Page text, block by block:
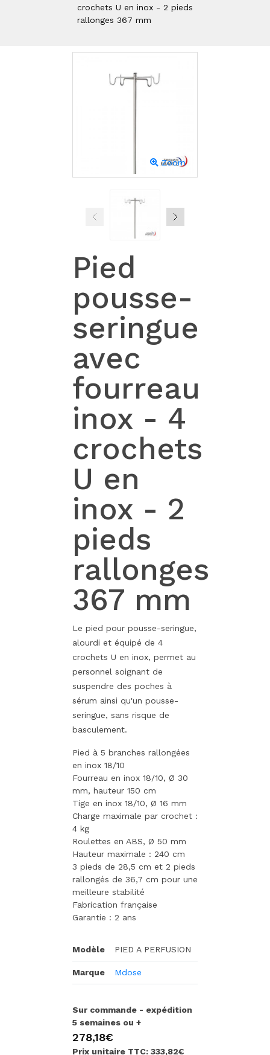
crochets U en inox - 2 pieds
rallonges 367 mm
Zoom
Pied
pousse-
seringue
avec
fourreau
inox - 4
crochets
U en
inox - 2
pieds
rallonges
367 mm
Le pied pour pousse-seringue,
alourdi et équipé de 4
crochets U en inox, permet au
personnel soignant de
suspendre des poches à
sérum ainsi qu'un pousse-
seringue, sans risque de
basculement.
Pied à 5 branches rallongées
en inox 18/10
Fourreau en inox 18/10, Ø 30
mm, hauteur 150 cm
Tige en inox 18/10, Ø 16 mm
Charge maximale par crochet :
4 kg
Roulettes en ABS, Ø 50 mm
Hauteur maximale : 240 cm
3 pieds de 28,5 cm et 2 pieds
rallongés de 36,7 cm pour une
meilleure stabilité
Fabrication française
Garantie : 2 ans
Modèle PIED A PERFUSION
Marque Mdose
Sur commande - expédition
5 semaines ou +
278,18€
Prix unitaire TTC: 333,82€